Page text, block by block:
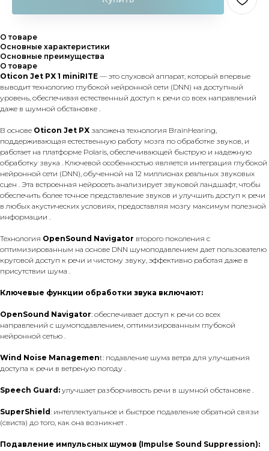
О товаре
Основные характеристики
Основные преимущества
О товаре
Oticon Jet PX 1 miniRITE — это слуховой аппарат, который впервые
выводит технологию глубокой нейронной сети (DNN) на доступный
уровень, обеспечивая естественный доступ к речи со всех направлений
даже в шумной обстановке .
В основе Oticon Jet PX заложена технология BrainHearing,
поддерживающая естественную работу мозга по обработке звуков, и
работает на платформе Polaris, обеспечивающей быструю и надежную
обработку звука . Ключевой особенностью является интеграция глубокой
нейронной сети (DNN), обученной на 12 миллионах реальных звуковых
сцен . Эта встроенная нейросеть анализирует звуковой ландшафт, чтобы
обеспечить более точное представление звуков и улучшить доступ к речи
в любых акустических условиях, предоставляя мозгу максимум полезной
информации .
Технология OpenSound Navigator второго поколения с
оптимизированным на основе DNN шумоподавлением дает пользователю
круговой доступ к речи и чистому звуку, эффективно работая даже в
присутствии шума .
Ключевые функции обработки звука включают:
OpenSound Navigator: обеспечивает доступ к речи со всех
направлений с шумоподавлением, оптимизированным глубокой
нейронной сетью .
Wind Noise Management: подавление шума ветра для улучшения
доступа к речи в ветреную погоду .
Speech Guard: улучшает разборчивость речи в шумной обстановке .
SuperShield: интеллектуальное и быстрое подавление обратной связи
(свиста) до того, как она возникнет .
Подавление импульсных шумов (Impulse Sound Suppression):